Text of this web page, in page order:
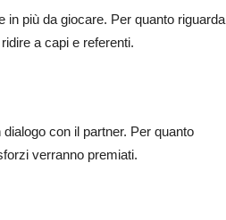
in più da giocare. Per quanto riguarda
a capi e referenti.
con il partner. Per quanto
verranno premiati.